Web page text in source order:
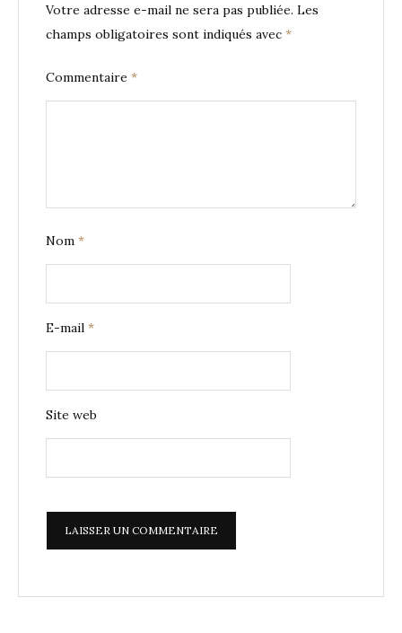
Votre adresse e-mail ne sera pas publiée. Les
champs obligatoires sont indiqués avec *
Commentaire *
Nom *
E-mail *
Site web